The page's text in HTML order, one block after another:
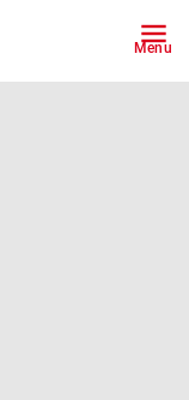
Menu